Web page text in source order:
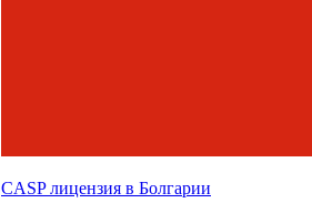
CASP лицензия в Болгарии